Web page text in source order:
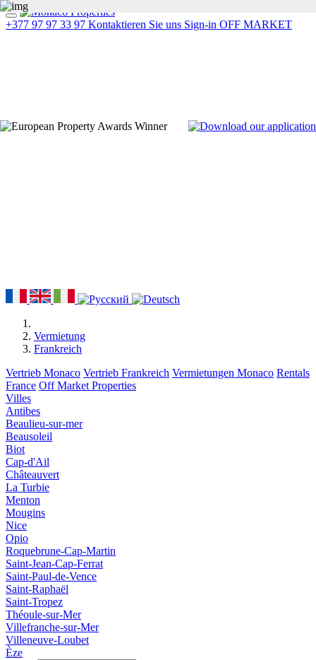
+377 97 97 33 97 Kontaktieren Sie uns Sign-in OFF MARKET
Vermietung
Frankreich
Vertrieb Monaco Vertrieb Frankreich Vermietungen Monaco Rentals
France Off Market Properties
Villes
Antibes
Beaulieu-sur-mer
Beausoleil
Biot
Cap-d'Ail
Châteauvert
La Turbie
Menton
Mougins
Nice
Opio
Roquebrune-Cap-Martin
Saint-Jean-Cap-Ferrat
Saint-Paul-de-Vence
Saint-Raphaël
Saint-Tropez
Théoule-sur-Mer
Villefranche-sur-Mer
Villeneuve-Loubet
Èze